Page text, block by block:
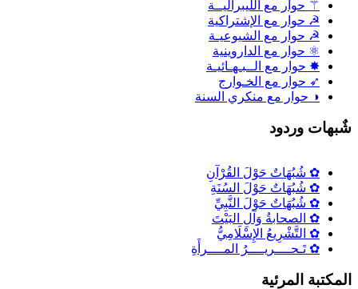
⚚ حوار مع الليبراليــة
☭ حوار مع الإشتراكية
☭ حوار مع الشيوعيـة
⚛ حوار مع الداروينية
✸ حوار مع الــبـهـائيـة
➶ حوار مع الخـوارج
◑ حوار مع منكري السنة
وردود
✿ شُبُهَاتٌ حَوْلَ القُرْآنِ
✿ شُبُهَاتٌ حَوْلَ السُنَةِ
✿ شُبُهَاتٌ حَوْلَ النَّبِيِّ
✿ الصحابةُ وَآلِ البَيْتَ
✿ التَّشْرِيعُ الإِسْلَامِيُّ
✿ تَـحــــريــــرُ المــــرأَةِ
المرئية